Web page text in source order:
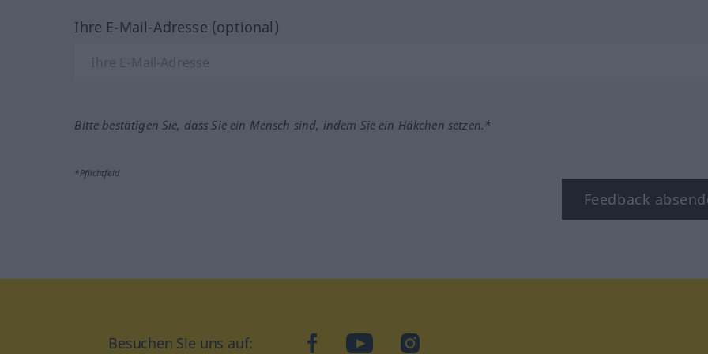
Ihre E-Mail-Adresse (optional)
Bitte bestätigen Sie, dass Sie ein Mensch sind, indem Sie ein Häkchen setzen.*
*Pflichtfeld
Feedback
Besuchen Sie uns auf: facebookYouTubeInstagram